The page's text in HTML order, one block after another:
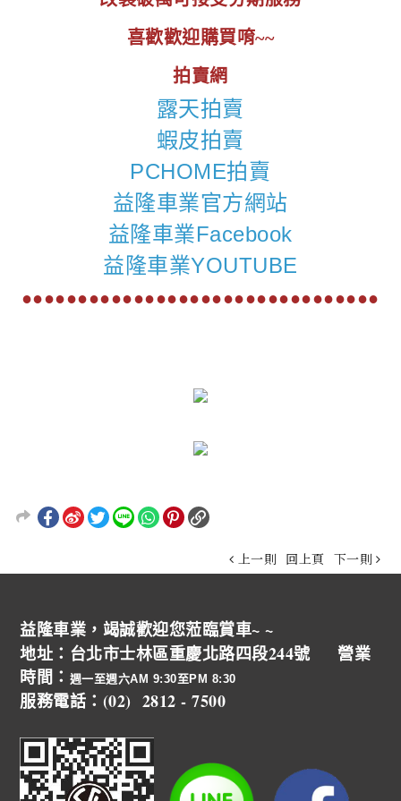
喜歡歡迎購買唷~~
拍賣網
露天拍賣
蝦皮拍賣
PCHOME拍賣
益隆車業官方網站
益隆車業Facebook
益隆車業YOUTUBE
●●●●●●●●●●●●●●●●●●●●●●●●●●●●●●●●
上一則 回上頁 下一則
益隆車業，竭誠歡迎您蒞臨賞車~ ~
地址：台北市士林區重慶北路四段244號 營業
時間： 週一至週六AM 9:30至PM 8:30
服務電話：(02) 2812 - 7500